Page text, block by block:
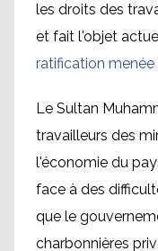
les droits des
et fait l'objet
ratification
Le Sultan
travailleurs des
l'économie du
face à des
que le
charbonnières